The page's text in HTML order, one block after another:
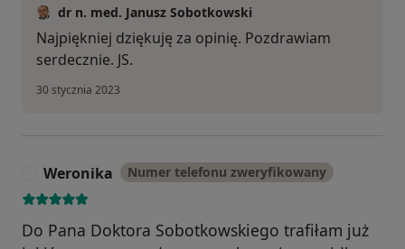
dr n. med. Janusz Sobotkowski
Najpiękniej dziękuję za opinię. Pozdrawiam
serdecznie. JS.
30 stycznia 2023
Weronika Numer telefonu zweryfikowany
Do Pana Doktora Sobotkowskiego trafiłam już